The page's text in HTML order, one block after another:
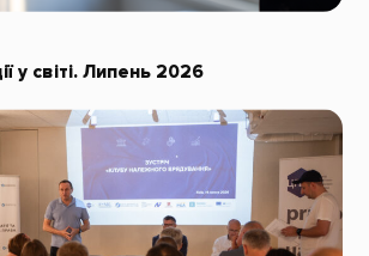
у світі. Липень 2026